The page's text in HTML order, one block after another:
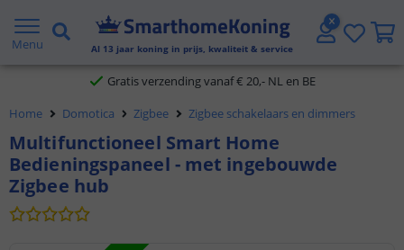
Menu Al 13 jaar koning in prijs, kwaliteit & service
2 jaar garantie
Gratis verzending vanaf € 20,- NL en BE
Klantbeoordeling 9.1
Voor 23:45 uur besteld,morgen in huis
Home Domotica Zigbee Zigbee schakelaars en dimmers
Multifunctioneel Smart Home
Bedieningspaneel - met ingebouwde
Zigbee hub